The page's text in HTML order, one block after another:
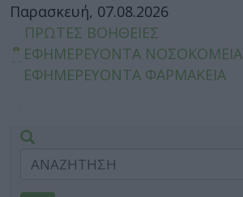
Παρασκευή, 07.08.2026
ΠΡΩΤΕΣ ΒΟΗΘΕΙΕΣ
ΕΦΗΜΕΡΕΥΟΝΤΑ ΝΟΣΟΚΟΜΕΙΑ
ΕΦΗΜΕΡΕΥΟΝΤΑ ΦΑΡΜΑΚΕΙΑ